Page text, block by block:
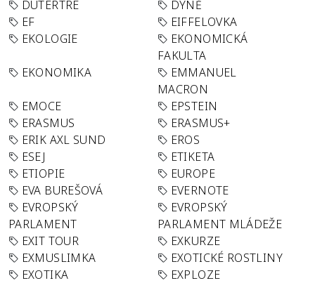
DUTERTRE
DÝNĚ
EF
EIFFELOVKA
EKOLOGIE
EKONOMICKÁ
FAKULTA
EKONOMIKA
EMMANUEL
MACRON
EMOCE
EPSTEIN
ERASMUS
ERASMUS+
ERIK AXL SUND
EROS
ESEJ
ETIKETA
ETIOPIE
EUROPE
EVA BUREŠOVÁ
EVERNOTE
EVROPSKÝ
PARLAMENT
EVROPSKÝ
PARLAMENT MLÁDEŽE
EXIT TOUR
EXKURZE
EXMUSLIMKA
EXOTICKÉ ROSTLINY
EXOTIKA
EXPLOZE